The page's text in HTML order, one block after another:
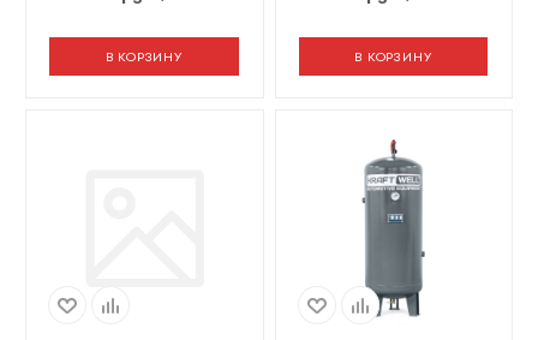
В КОРЗИНУ В КОРЗИНУ